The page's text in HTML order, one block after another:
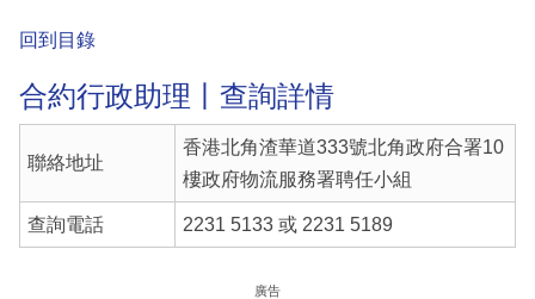
回到目錄
合約行政助理丨查詢詳情
聯絡地址
香港北角渣華道333號北角政府合署10
樓政府物流服務署聘任小組
查詢電話 2231 5133 或 2231 5189
廣告